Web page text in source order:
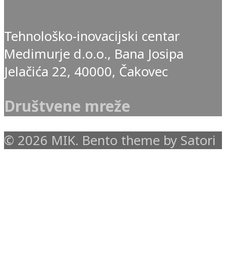
Tehnološko-inovacijski centar
Medimurje d.o.o., Bana Josipa
Jelačića 22, 40000, Čakovec
Društvene mreže
© 2026 MIK. Bento theme by Satori